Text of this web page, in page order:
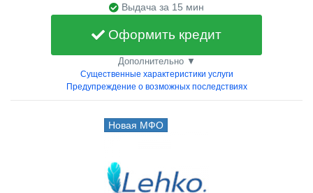
Выдача за 15 мин
Оформить кредит
Дополнительно ▼
Существенные характеристики услуги
Предупреждение о возможных последствиях
Новая МФО